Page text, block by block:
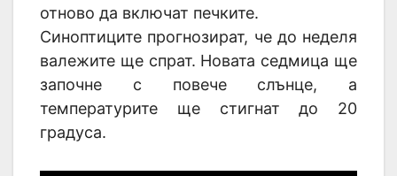
отново да включат печките.
Синоптиците прогнозират, че до неделя
валежите ще спрат. Новата седмица ще
започне с повече слънце, а
температурите ще стигнат до 20
градуса.